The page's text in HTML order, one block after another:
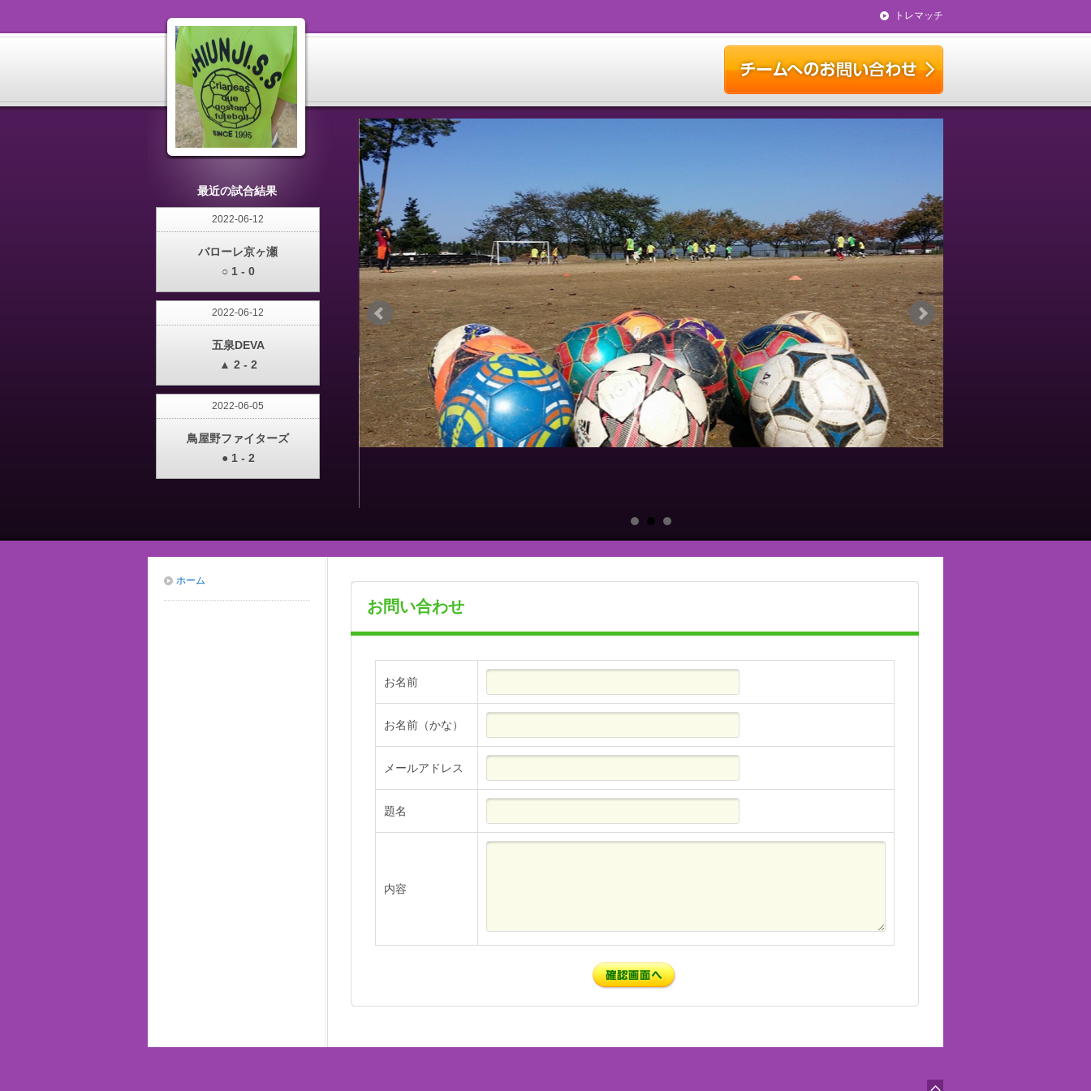
トレマッチ
最近の試合結果
2022-06-12
バローレ京ヶ瀬
○ 1 - 0
2022-06-12
五泉DEVA
▲ 2 - 2
2022-06-05
鳥屋野ファイターズ
● 1 - 2
お問い合わせ
お名前
お名前（かな）
メールアドレス
題名
内容
ホーム